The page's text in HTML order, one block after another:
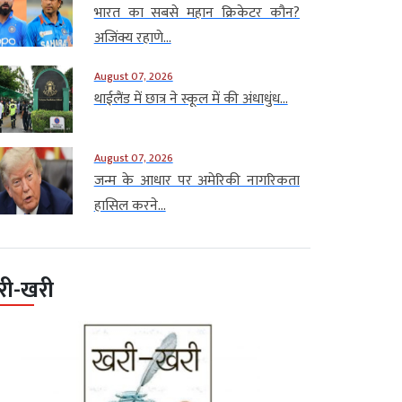
भारत का सबसे महान क्रिकेटर कौन?
अजिंक्य रहाणे...
August 07, 2026
थाईलैंड में छात्र ने स्कूल में की अंधाधुंध...
August 07, 2026
जन्म के आधार पर अमेरिकी नागरिकता
हासिल करने...
खरी